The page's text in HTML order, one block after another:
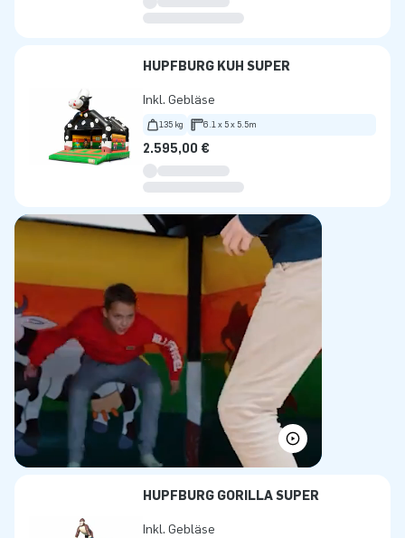
HÜPFBURG KUH SUPER
Inkl. Gebläse
135 kg 6.1 x 5 x 5.5m
2.595,00 €
HÜPFBURG GORILLA SUPER
Inkl. Gebläse